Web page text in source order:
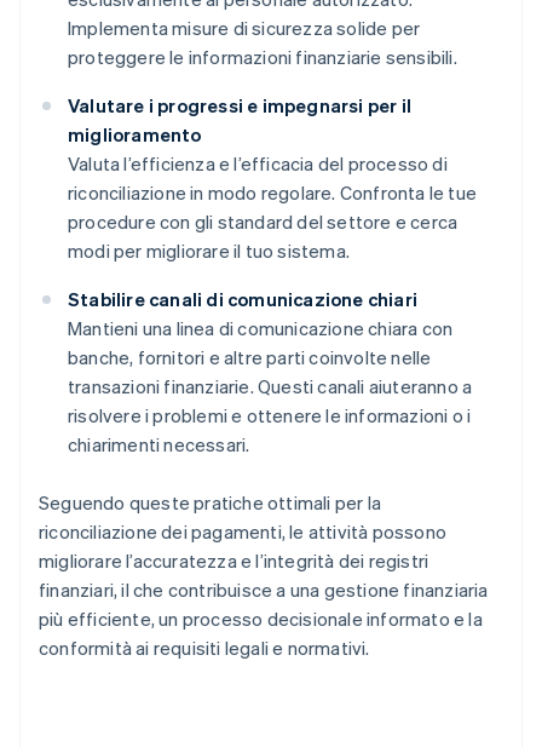
Implementa misure di sicurezza solide per
proteggere le informazioni finanziarie sensibili.
Valutare i progressi e impegnarsi per il
miglioramento
Valuta l’efficienza e l’efficacia del processo di
riconciliazione in modo regolare. Confronta le tue
procedure con gli standard del settore e cerca
modi per migliorare il tuo sistema.
Stabilire canali di comunicazione chiari
Mantieni una linea di comunicazione chiara con
banche, fornitori e altre parti coinvolte nelle
transazioni finanziarie. Questi canali aiuteranno a
risolvere i problemi e ottenere le informazioni o i
chiarimenti necessari.
Seguendo queste pratiche ottimali per la
riconciliazione dei pagamenti, le attività possono
migliorare l’accuratezza e l’integrità dei registri
finanziari, il che contribuisce a una gestione finanziaria
più efficiente, un processo decisionale informato e la
conformità ai requisiti legali e normativi.